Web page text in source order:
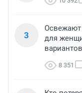
3
для
8 351